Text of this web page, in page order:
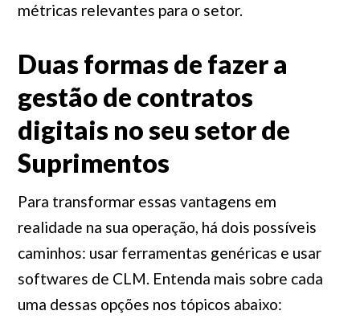
métricas relevantes para o setor.
Duas formas de fazer a
gestão de contratos
digitais no seu setor de
Suprimentos
Para transformar essas vantagens em
realidade na sua operação, há dois possíveis
caminhos: usar ferramentas genéricas e usar
softwares de CLM. Entenda mais sobre cada
uma dessas opções nos tópicos abaixo: